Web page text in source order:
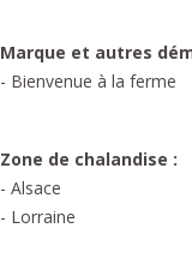
Marque et autres
- Bienvenue à la ferme
Zone de chalandise :
- Alsace
- Lorraine